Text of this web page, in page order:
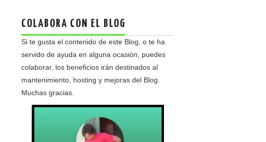
COLABORA CON EL BLOG
Si te gusta el contenido de este Blog, o te ha
servido de ayuda en alguna ocasión, puedes
colaborar, los beneficios irán destinados al
mantenimiento, hosting y mejoras del Blog.
Muchas gracias.